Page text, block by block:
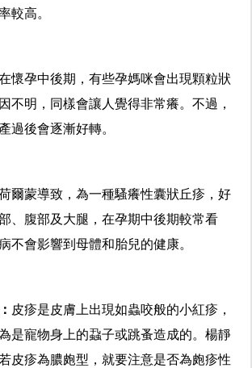
較高。
懷孕中後期，有些孕媽咪會出現顆粒狀
不明，同樣會讓人覺得非常癢。不過，
過後會逐漸好轉。
爾蒙導致，為一種騷癢性囊狀丘疹，好
、腹部及大腿，在孕期中後期較常看
不會影響到母體和胎兒的健康。
皮疹是皮膚上出現如蟲咬般的小紅疹，
是寵物身上的蝨子或跳蚤造成的。楊靜
皮疹為膿皰型，就要注意是否為皰疹性